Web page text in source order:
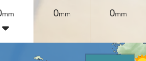
mm
0mm
0mm